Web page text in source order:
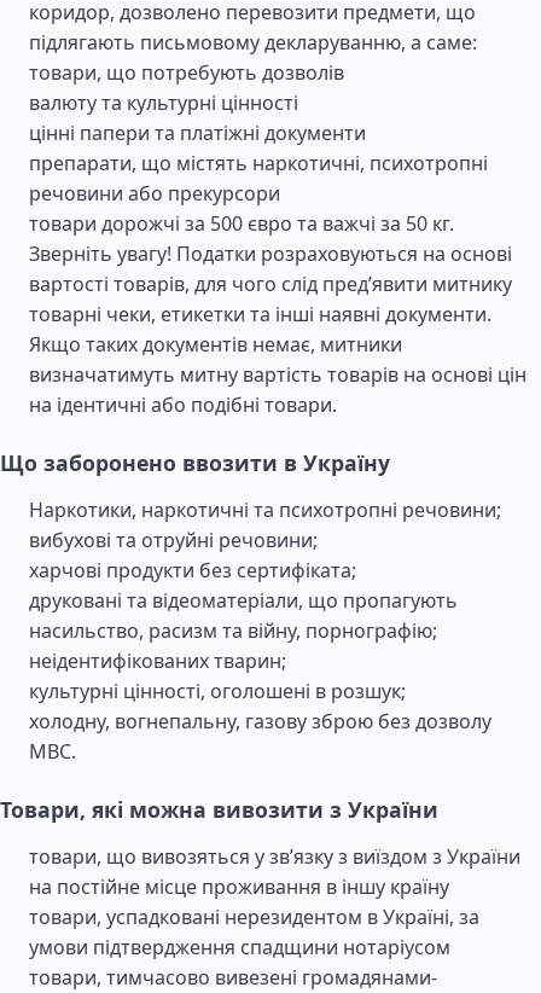
коридор, дозволено перевозити предмети, що
підлягають письмовому декларуванню, а саме:
товари, що потребують дозволів
валюту та культурні цінності
цінні папери та платіжні документи
препарати, що містять наркотичні, психотропні
речовини або прекурсори
товари дорожчі за 500 євро та важчі за 50 кг.
Зверніть увагу! Податки розраховуються на основі
вартості товарів, для чого слід пред’явити митнику
товарні чеки, етикетки та інші наявні документи.
Якщо таких документів немає, митники
визначатимуть митну вартість товарів на основі цін
на ідентичні або подібні товари.
Що заборонено ввозити в Україну
Наркотики, наркотичні та психотропні речовини;
вибухові та отруйні речовини;
харчові продукти без сертифіката;
друковані та відеоматеріали, що пропагують
насильство, расизм та війну, порнографію;
неідентифікованих тварин;
культурні цінності, оголошені в розшук;
холодну, вогнепальну, газову зброю без дозволу
МВС.
Товари, які можна вивозити з України
товари, що вивозяться у зв’язку з виїздом з України
на постійне місце проживання в іншу країну
товари, успадковані нерезидентом в Україні, за
умови підтвердження спадщини нотаріусом
товари, тимчасово вивезені громадянами-